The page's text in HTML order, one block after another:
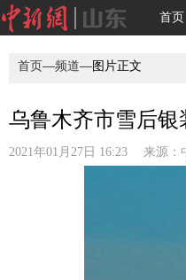
首页
首页—频道—图片正文
乌鲁木齐市雪后
2021年01月27日 16:23 来源：